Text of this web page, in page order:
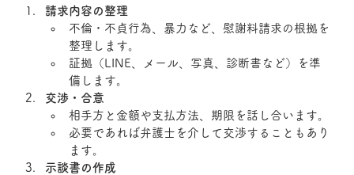
請求内容の整理
不倫・不貞行為、暴力など、慰謝料請求の根拠を
整理します。
証拠（LINE、メール、写真、診断書など）を準
備します。
交渉・合意
相手方と金額や支払方法、期限を話し合います。
必要であれば弁護士を介して交渉することもあり
ます。
示談書の作成